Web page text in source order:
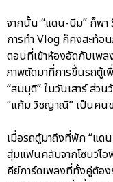
จากนั้น “แดน-บีม” ก็พา
การทำ Vlog ก็คงสะท้อ
ตอนที่เข้าห้องอัดกับเพล
ภาพตัดมาที่การขึ้นรถตู้เ
“สมมุติ” ในวันเสาร์ ส่ว
“แก้ม วิชญาณี” เป็นคน
เมื่อรถตู้มาถึงที่พัก “แด
สุ่มแฟนคลับจากโซนวีไอ
คีย์การ์ดเพลงที่ทั้งคู่ต้อง